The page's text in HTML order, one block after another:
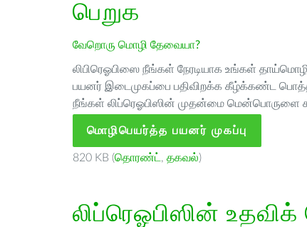
பெறுக
வேறொரு மொழி தேவையா?
லிபிரெஓபிஸை நீங்கள் நேரடியாக உங்கள்
பயனர் இடைமுகப்பை பதிவிறக்க கீழ்க்கண்ட
நீங்கள் லிப்ரெஓபிஸின் முதன்மை மென்பொருளை
மொழிபெயர்த்த பயனர் முகப்பு
820 KB (தொரண்ட் , தகவல்)
லிப்ரெஓபிஸின்